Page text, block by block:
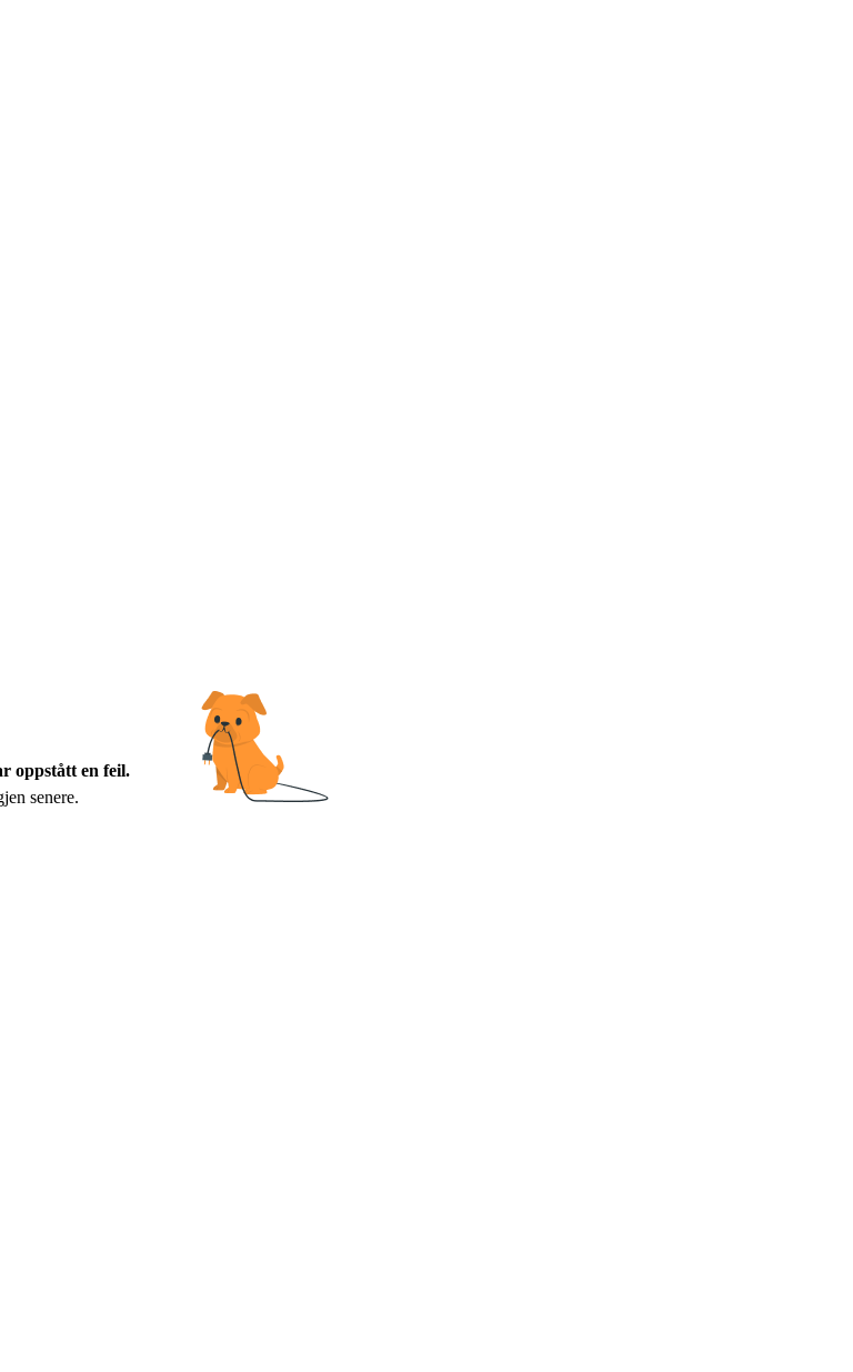
oppstått en feil.
senere.